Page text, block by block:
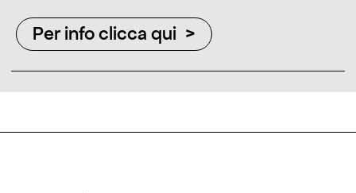
Per info clicca qui